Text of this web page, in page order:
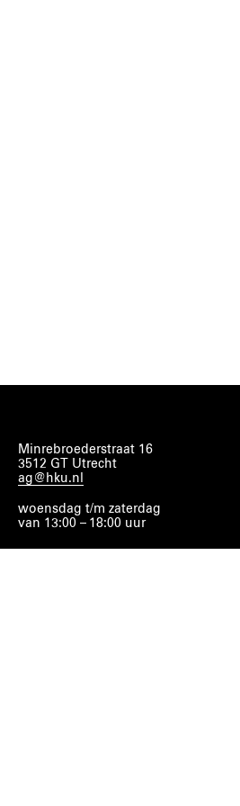
Minrebroederstraat 16
3512 GT Utrecht
ag@hku.nl
woensdag t/m zaterdag
van 13:00 – 18:00 uur